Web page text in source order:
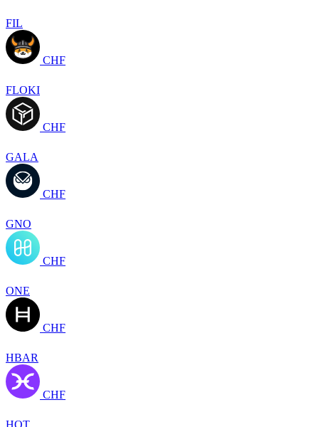
FIL
CHF
FLOKI
CHF
GALA
CHF
GNO
CHF
ONE
CHF
HBAR
CHF
HOT